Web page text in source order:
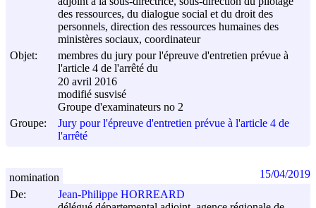
des ressources, du dialogue social et du droit des
personnels, direction des ressources humaines des
ministères sociaux, coordinateur
Objet:
membres du jury pour l'épreuve d'entretien prévue à
l'article 4 de l'arrêté du
20 avril 2016
modifié susvisé
Groupe d'examinateurs no 2
Groupe:
Jury pour l'épreuve d'entretien prévue à l'article 4 de
l'arrêté
De:
Jean-Philippe HORREARD
nomination 15/04/2019